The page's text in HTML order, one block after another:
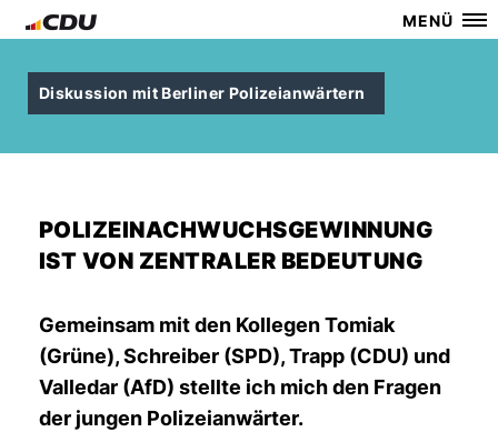
MENÜ
Diskussion mit Berliner Polizeianwärtern
POLIZEINACHWUCHSGEWINNUNG
IST VON ZENTRALER BEDEUTUNG
Gemeinsam mit den Kollegen Tomiak
(Grüne), Schreiber (SPD), Trapp (CDU) und
Valledar (AfD) stellte ich mich den Fragen
der jungen Polizeianwärter.